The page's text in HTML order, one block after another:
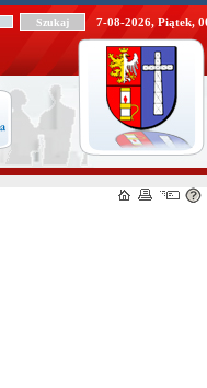
7-08-2026, Piątek,